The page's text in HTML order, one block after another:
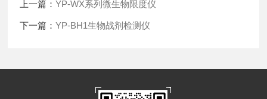
上一篇：YP-WX系列微生物限度仪
下一篇：YP-BH1生物战剂检测仪